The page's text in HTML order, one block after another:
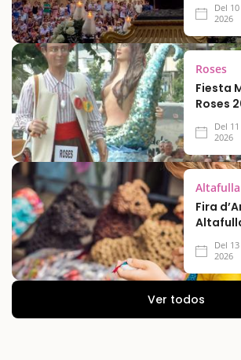
Del
2026
Roses
Fiesta
Roses
Del
2026
Altafulla
Fira
Del
2026
Ver todos